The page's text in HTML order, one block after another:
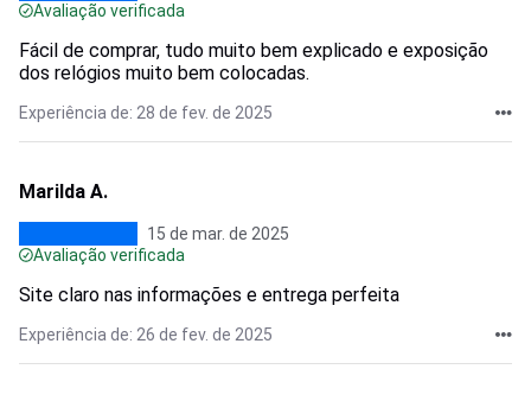
Avaliação verificada
Fácil de comprar, tudo muito bem explicado e exposição
dos relógios muito bem colocadas.
Experiência de: 28 de fev. de 2025
Marilda A.
15 de mar. de 2025
Avaliação verificada
Site claro nas informações e entrega perfeita
Experiência de: 26 de fev. de 2025